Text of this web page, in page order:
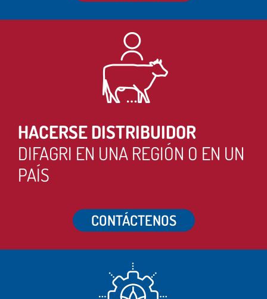
HACERSE DISTRIBUIDOR
DIFAGRI EN UNA REGIÓN O EN UN
PAÍS
CONTÁCTENOS